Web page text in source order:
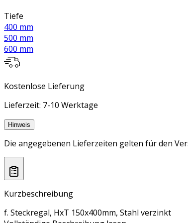
Tiefe
400 mm
500 mm
600 mm
Kostenlose Lieferung
Lieferzeit: 7-10 Werktage
Hinweis
Die angegebenen Lieferzeiten gelten für den
Kurzbeschreibung
f. Steckregal, HxT 150x400mm, Stahl verzinkt